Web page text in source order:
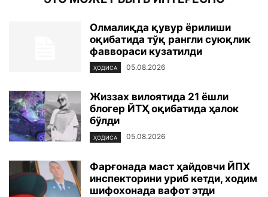
Олмалиқда қувур ёрилиши
оқибатида тўқ рангли суюқлик
фаввораси кузатилди
ҲОДИСА 05.08.2026
Жиззах вилоятида 21 ёшли
блогер ЙТҲ оқибатида ҳалок
бўлди
ҲОДИСА 05.08.2026
Фарғонада маст ҳайдовчи ЙПХ
инспекторини уриб кетди, ходим
шифохонада вафот этди